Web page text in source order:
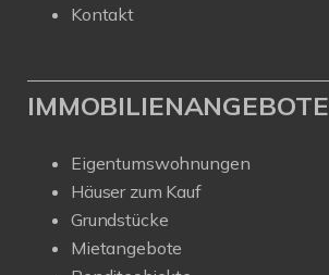
Kontakt
IMMOBILIENANGEBOTE
Eigentumswohnungen
Häuser zum Kauf
Grundstücke
Mietangebote